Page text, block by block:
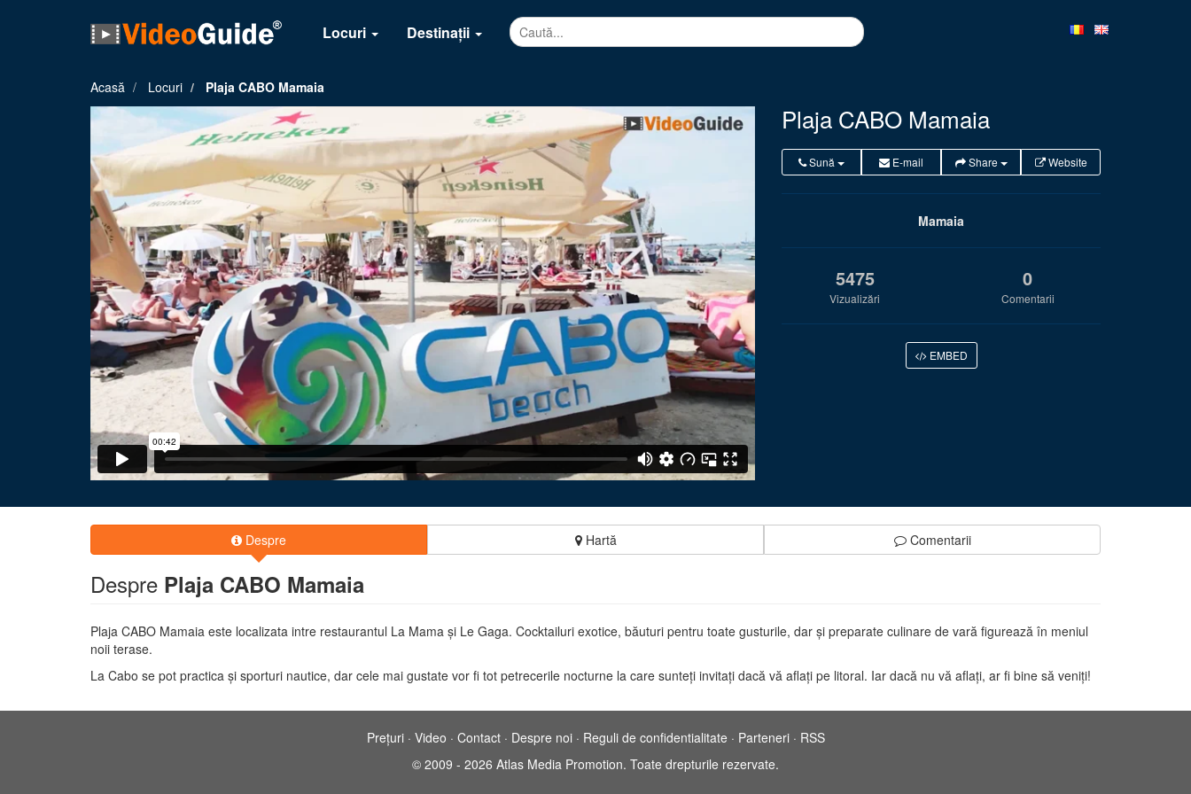
Locuri Destinații
Acasă Locuri Plaja CABO Mamaia
Plaja CABO Mamaia
Sună E-mail Share Website
Mamaia
5475
Vizualizări
0
Comentarii
EMBED
Despre Hartă Comentarii
Despre Plaja CABO Mamaia
Plaja CABO Mamaia este localizata intre restaurantul La Mama şi Le Gaga. Cocktailuri exotice, băuturi pentru toate gusturile, dar şi preparate culinare de vară figurează în meniul
noii terase.
La Cabo se pot practica şi sporturi nautice, dar cele mai gustate vor fi tot petrecerile nocturne la care sunteţi invitaţi dacă vă aflaţi pe litoral. Iar dacă nu vă aflaţi, ar fi bine să veniţi!
Prețuri· Video · Contact· Despre noi· Reguli de confidentialitate · Parteneri· RSS
© 2009 - 2026 Atlas Media Promotion. Toate drepturile rezervate.